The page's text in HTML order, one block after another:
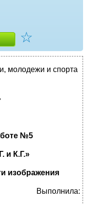
☆
молодежи и спорта
№5
и К.Г.»
изображения
Выполнила: